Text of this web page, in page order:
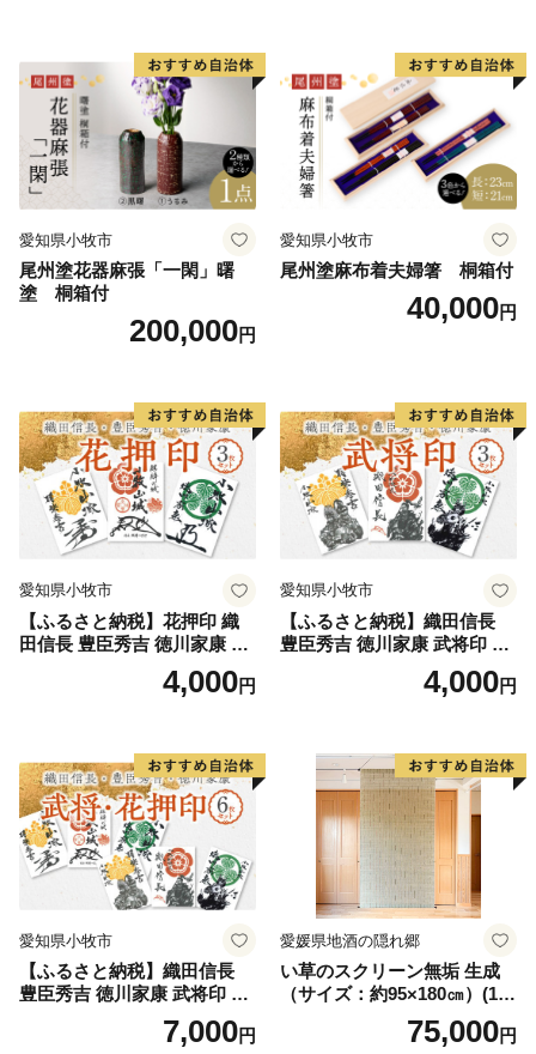
ウイルス効果 お取り寄せ 愛
知県 小牧市 送料無料
抗ウイルス効果 お取り寄せ
愛知県 小牧市 送料無料
愛知県小牧市
尾州塗花器麻張「一閑」曙
塗 桐箱付
200,000円
愛知県小牧市
尾州塗麻布着夫婦箸 桐箱付
40,000円
愛知県小牧市
【ふるさと納税】花押印 織
田信長 豊臣秀吉 徳川家康 3
枚 セット 戦国 武将 小牧山城
墨絵 龍画師 書道アーティス
牧市 お取り寄せ 送料無料
4,000円
愛知県小牧市
【ふるさと納税】織田信長
豊臣秀吉 徳川家康 武将印 3
枚 セット イラスト 戦国 武将
小牧山城 墨絵 龍画師 書道ア
愛知県 小牧市 お取り寄せ 送
4,000円
愛知県小牧市
【ふるさと納税】織田信長
豊臣秀吉 徳川家康 武将印 花
押印 6枚 セット イラスト 戦
国 武将 小牧山城 墨絵 龍画師
7,000円
愛媛県地酒の隠れ郷
い草のスクリーン無垢 生成
（サイズ：約95×180㎝）(14
75,000円